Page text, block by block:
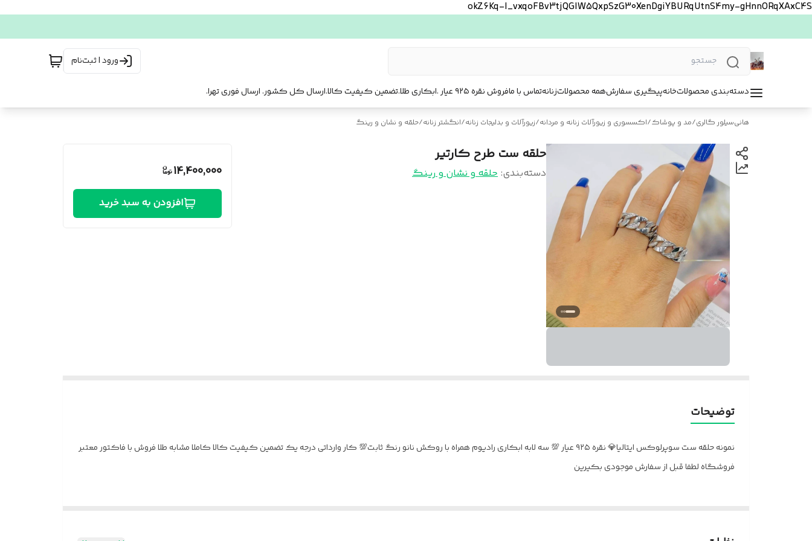
okZ6Kq-l_vxqoFBv3tjQGlW5QxpSzG30XenDgiYBURqUtnS4my-gHnnORqXAxC4S
ورود | ثبت‌نام
دسته‌بندی محصولاتخانهپیگیری سفارشهمه محصولاتزنانهتماس با مافروش نقره ۹۲۵ عیار .ابکاری طلا.تضمین کیفیت کالا.ارسال کل کشور. ارسال فوری تهرا.
هانی‌سیلور گالری/مد و پوشاک/اکسسوری و زیورآلات زنانه و مردانه/زیورآلات و بدلیجات زنانه/انگشتر زنانه/حلقه و نشان و رینگ
حلقه ست طرح کارتیر
دسته‌بندی: حلقه و نشان و رینگ 14,400,000
افزودن به سبد خرید
توضیحات
نمونه حلقه ست سوپرلوکس ایتالیا💎 نقره ۹۲۵ عیار 💯 سه لابه ابکاری رادیوم همراه با روکش نانو رنگ ثابت💯 کار وارداتی درجه یک تضمین کیفیت کالا کاملا مشابه طلا فروش با فاکتور معتبر
فروشگاه لطفا قبل از سفارش موجودی بکیرین